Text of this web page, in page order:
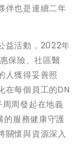
伴也是連續二年
益活動，2022年
保險、社區醫
人獲得妥善照
在每個員工的DN
周發起在地義
服務健康守護
關懷與資源深入